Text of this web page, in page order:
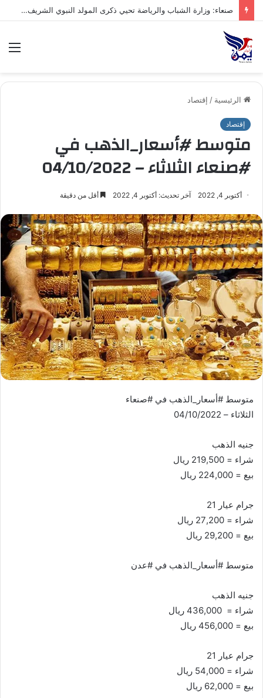
صنعاء: إتمام صلح قبلي في صنعاء ينهي قضية حادث مروري بين قبيلتي ال الخبش محافظة حجة وذو حسين من خولان بني ضبيان محافظة صنعاء
الرئيسية / إقتصاد
إقتصاد
متوسط #أسعار_الذهب في
#صنعاء الثلاثاء – 04/10/2022
أكتوبر 4, 2022 آخر تحديث: أكتوبر 4, 2022 أقل من دقيقة
متوسط #أسعار_الذهب في #صنعاء
الثلاثاء – 04/10/2022
جنيه الذهب
شراء = 219,500 ريال
بيع = 224,000 ريال
جرام عيار 21
شراء = 27,200 ريال
بيع = 29,200 ريال
متوسط #أسعار_الذهب في #عدن
جنيه الذهب
شراء = 436,000 ريال
بيع = 456,000 ريال
جرام عيار 21
شراء = 54,000 ريال
بيع = 62,000 ريال